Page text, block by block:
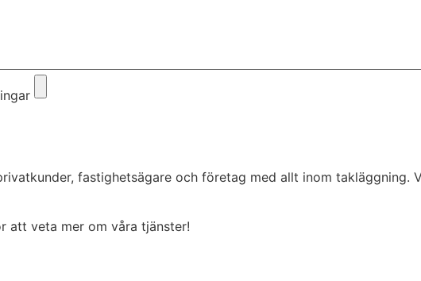
fastighetsägare och företag med allt inom
att veta mer om våra tjänster!